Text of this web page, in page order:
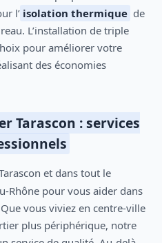
l’ isolation thermique de
L’installation de triple
pour améliorer votre
des économies
Tarascon : services
Rhône pour vous aider dans
vous viviez en centre-ville
plus périphérique, notre